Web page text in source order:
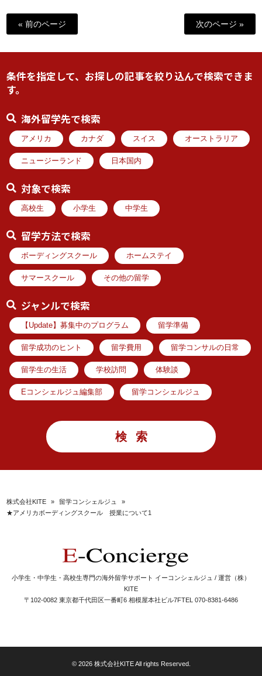
« 前のページ 次のページ »
条件を指定して、お探しの記事を絞り込んで検索できま
す。
海外留学先で検索
アメリカ カナダ スイス オーストラリア
ニュージーランド 日本国内
対象で検索
高校生 小学生 中学生
留学方法で検索
ボーディングスクール ホームステイ
サマースクール その他の留学
ジャンルで検索
【Update】募集中のプログラム 留学準備
留学成功のヒント 留学費用 留学コンサルの日常
留学生の生活 学校訪問 体験談
Eコンシェルジュ編集部 留学コンシェルジュ
株式会社KITE » 留学コンシェルジュ
»
★アメリカボーディングスクール 授業について1
小学生・中学生・高校生専門の海外留学サポート イーコンシェルジュ / 運営（株）
KITE
〒102-0082 東京都千代田区一番町6 相模屋本社ビル7FTEL 070-8381-6486
© 2026 株式会社KITE All rights Reserved.